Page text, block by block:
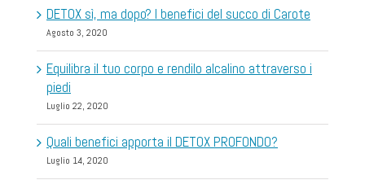
DETOX sì, ma dopo? I benefici del succo di Carote
Agosto 3, 2020
Equilibra il tuo corpo e rendilo alcalino attraverso i
piedi
Luglio 22, 2020
Quali benefici apporta il DETOX PROFONDO?
Luglio 14, 2020